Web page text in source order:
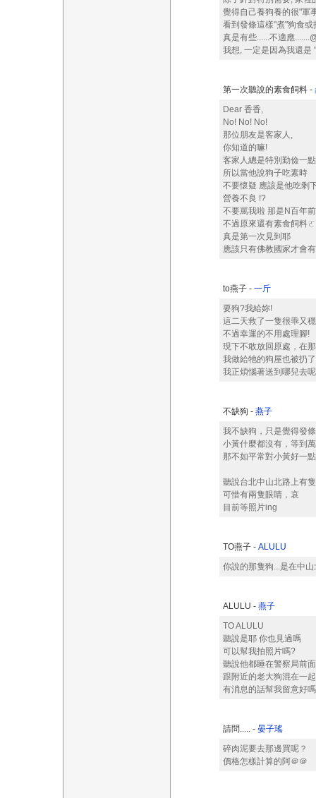
覺得自己養狗養的很"軍
看到發條這樣"煮"狗食
真是有些......不適應
我想, 一定是因為我還是
第一次聽說的素食飼料 -
Dear 香香,
No! No! No!
那位朋友是客家人,
你知道的嘛!
客家人總是特別勤儉一點
所以當他說狗子吃素時
不要懷疑 應該是他吃剩
營養不良 !?
不要罵我啦 那是N百年
不過原來還有素食飼料ㄛ
真是第一次見到耶
應該只有佛教國家才會
to燕子 - 一斤
要狗?我給妳!
這二天救了一隻很乖又
不過幸運的不用處理腳!
現下不敢放回原處，在
我做給牠的狗屋也被扔
我正煩惱著送到哪兒去
不缺狗 - 燕子
我不缺狗，只是覺得發
小黃什麼都沒有，等到
那不如平常對小黃好一
聽說台北中山北路上有
可惜有兩隻眼睛，哀
目前等照片ing
TO燕子 - ALULU
你說的那隻狗...是在中
ALULU - 燕子
TO ALULU
聽說是耶 你也見過嗎
可以幫我拍照片嗎?
聽說他都睡在警察局前面
跟附近的老大狗混在一
有消息的話幫我留意好
請問..... - 晏子瑤
碎肉泥要去那邊買呢？
價格怎樣計算的阿＠＠